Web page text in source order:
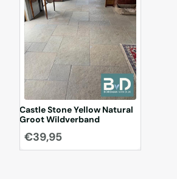
Castle Stone Yellow Natural
Groot Wildverband
€39,95